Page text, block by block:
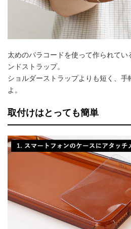
太めのパラコードを使って作られて
ンドストラップ。
ショルダーストラップよりも短く、手
よ。
取付けはとっても簡単